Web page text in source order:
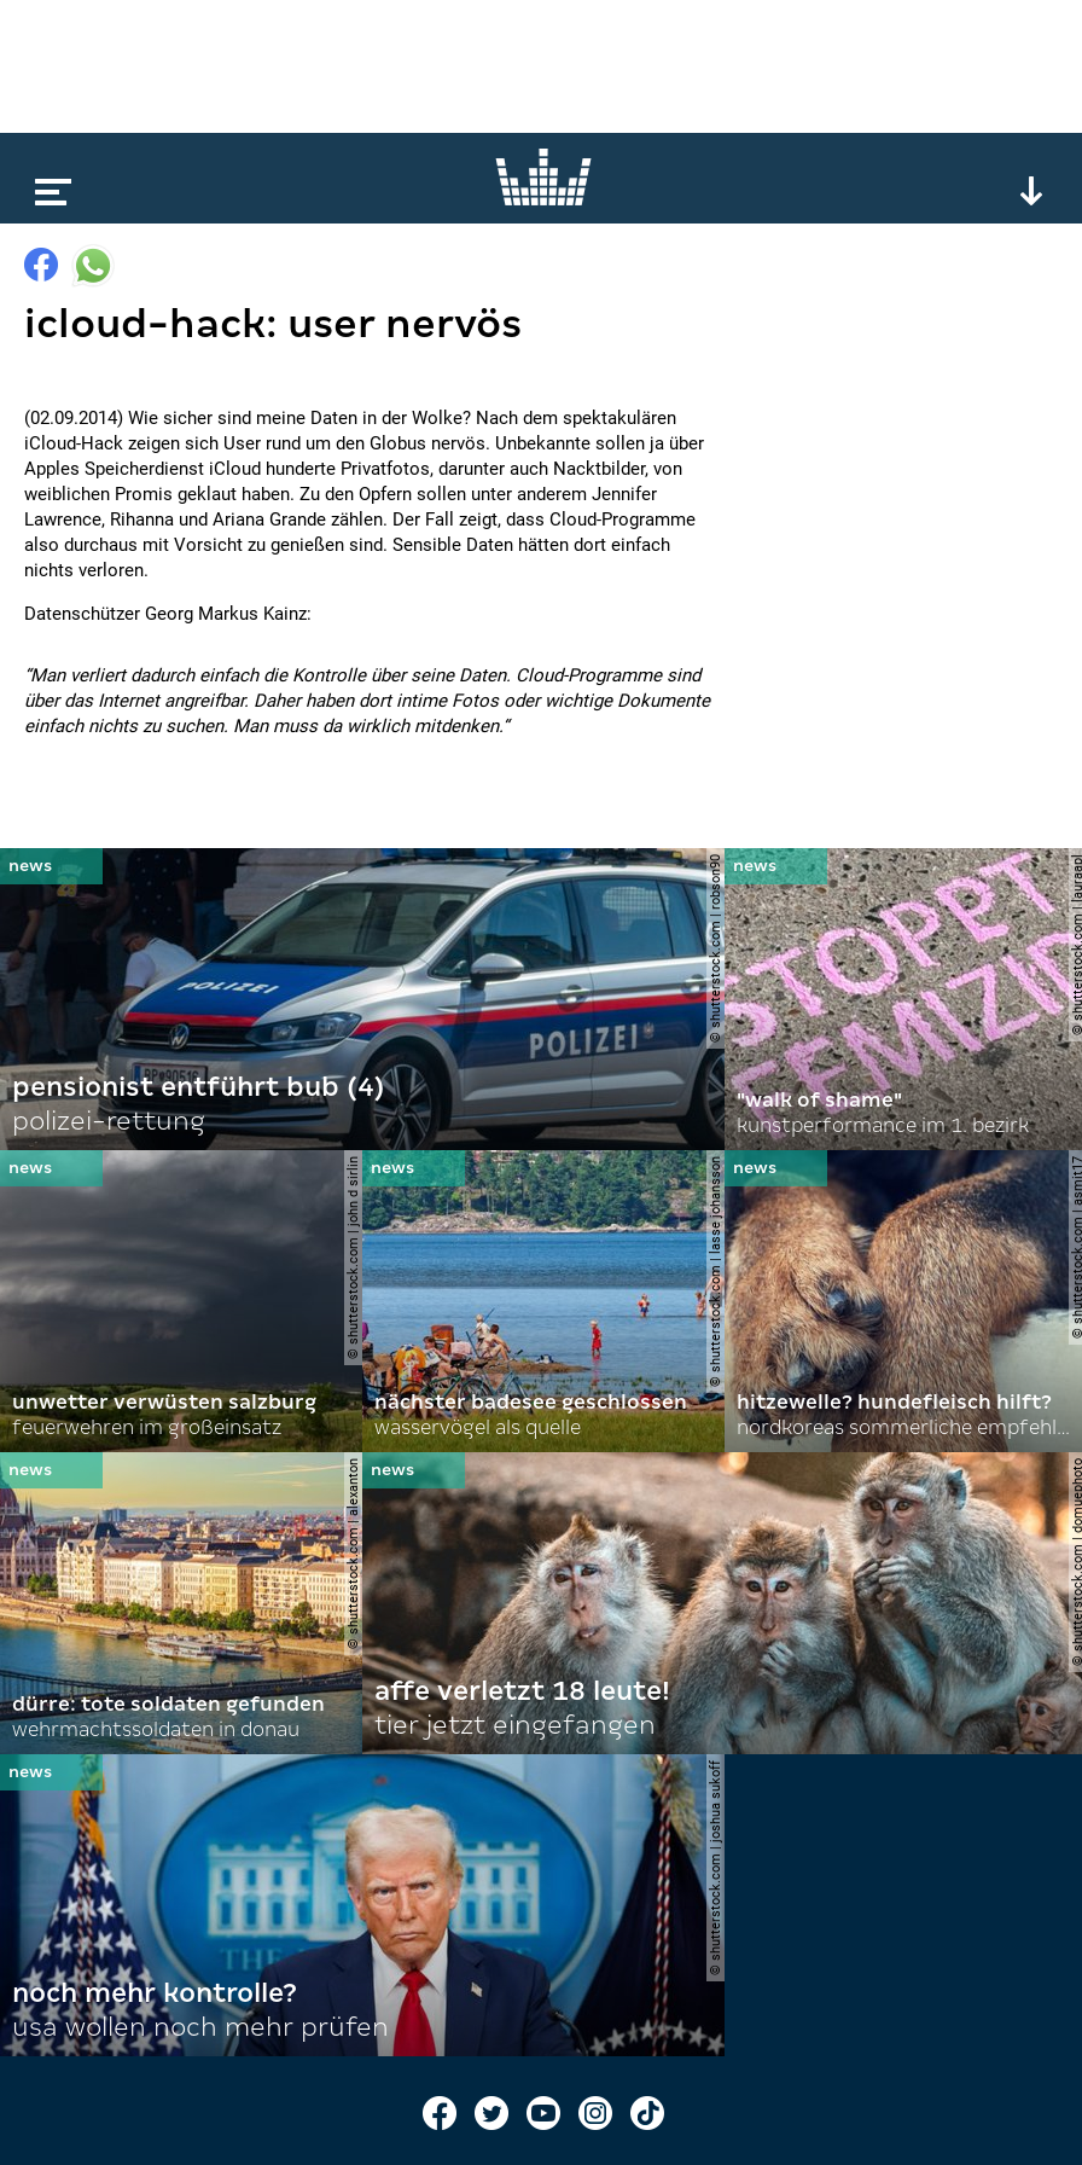
icloud-hack: user nervös
(02.09.2014) Wie sicher sind meine Daten in der Wolke? Nach dem spektakulären
iCloud-Hack zeigen sich User rund um den Globus nervös. Unbekannte sollen ja über
Apples Speicherdienst iCloud hunderte Privatfotos, darunter auch Nacktbilder, von
weiblichen Promis geklaut haben. Zu den Opfern sollen unter anderem Jennifer
Lawrence, Rihanna und Ariana Grande zählen. Der Fall zeigt, dass Cloud-Programme
also durchaus mit Vorsicht zu genießen sind. Sensible Daten hätten dort einfach
nichts verloren.
Datenschützer Georg Markus Kainz:
“Man verliert dadurch einfach die Kontrolle über seine Daten. Cloud-Programme sind
über das Internet angreifbar. Daher haben dort intime Fotos oder wichtige Dokumente
einfach nichts zu suchen. Man muss da wirklich mitdenken.“
© shutterstock.com | robson90
pensionist entführt bub (4)
polizei-rettung
©
"walk of shame"
kunstperformance im 1. bezirk
© shutterstock.com | john d sirlin
unwetter verwüsten salzburg
feuerwehren im großeinsatz
© shutterstock.com | lasse johansson
nächster badesee geschlossen
wasservögel als quelle
©
hitzewelle? hundefleisch hilft?
nordkoreas sommerliche empfehlungen
© shutterstock.com | alexanton
dürre: tote soldaten gefunden
wehrmachtssoldaten in donau
©
affe verletzt 18 leute!
tier jetzt eingefangen
© shutterstock.com | joshua sukoff
noch mehr kontrolle?
usa wollen noch mehr prüfen